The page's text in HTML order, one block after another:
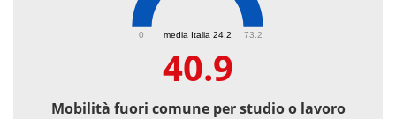
media Italia 24.2
0 73.2
40.9
Mobilità fuori comune per studio o lavoro